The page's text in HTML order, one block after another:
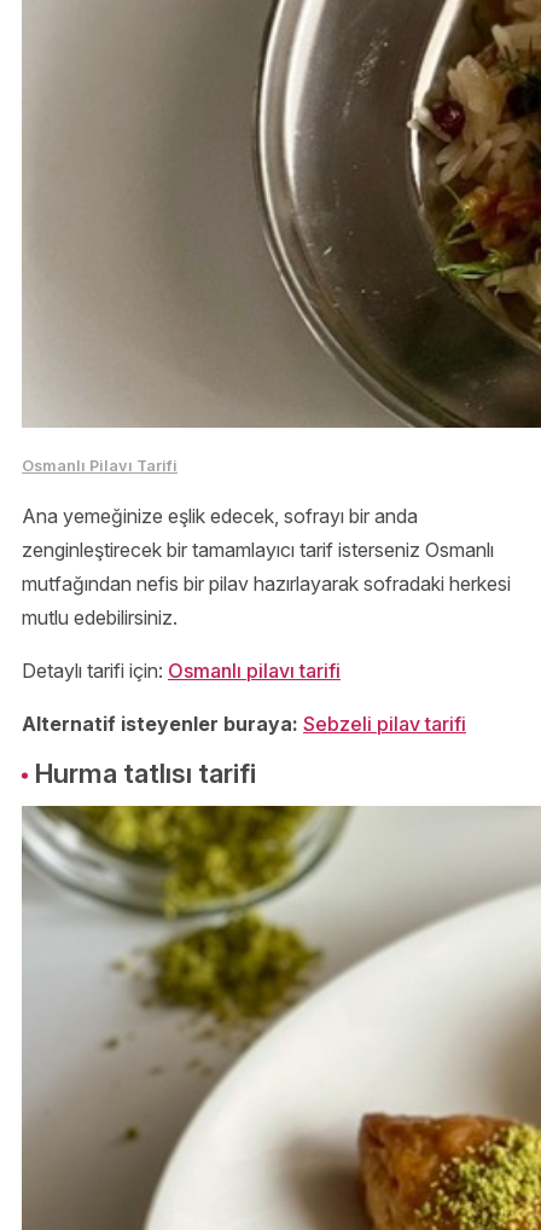
Osmanlı Pilavı Tarifi
Ana yemeğinize eşlik edecek, sofrayı bir anda
zenginleştirecek bir tamamlayıcı tarif isterseniz Osmanlı
mutfağından nefis bir pilav hazırlayarak sofradaki herkesi
mutlu edebilirsiniz.
Detaylı tarifi için: Osmanlı pilavı tarifi
Alternatif isteyenler buraya: Sebzeli pilav tarifi
Hurma tatlısı tarifi